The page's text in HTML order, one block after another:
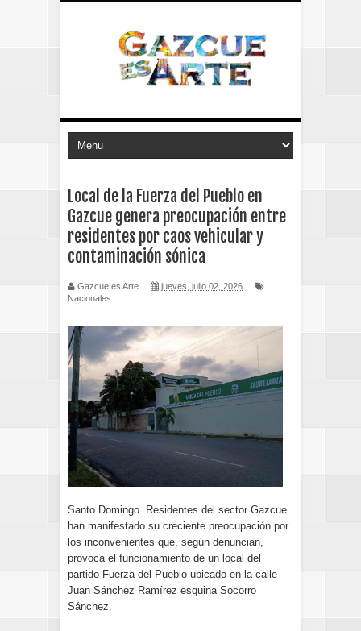
Local de la Fuerza del Pueblo en
Gazcue genera preocupación entre
residentes por caos vehicular y
contaminación sónica
Gazcue es Arte
jueves, julio 02, 2026
Nacionales
Santo Domingo. Residentes del sector Gazcue
han manifestado su creciente preocupación por
los inconvenientes que, según denuncian,
provoca el funcionamiento de un local del
partido Fuerza del Pueblo ubicado en la calle
Juan Sánchez Ramírez esquina Socorro
Sánchez.